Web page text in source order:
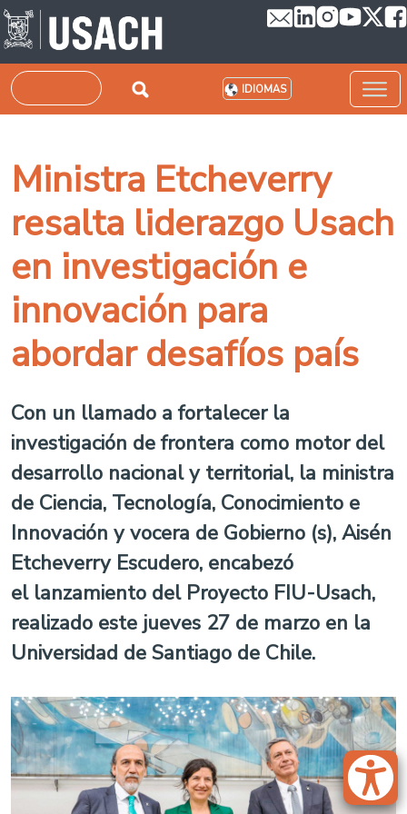
Pasar al contenido principal
Buscar IDIOMAS
Ministra Etcheverry
resalta liderazgo Usach
en investigación e
innovación para
abordar desafíos país
Con un llamado a fortalecer la
investigación de frontera como motor del
desarrollo nacional y territorial, la ministra
de Ciencia, Tecnología, Conocimiento e
Innovación y vocera de Gobierno (s),Aisén
Etcheverry Escudero, encabezó
ellanzamiento del Proyecto FIU-Usach,
realizado este jueves 27 de marzo en la
Universidad de Santiago de Chile.